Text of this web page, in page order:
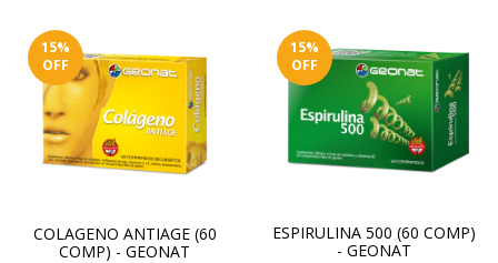
15%
OFF
COLAGENO ANTIAGE (60
COMP) - GEONAT
15%
OFF
ESPIRULINA 500 (60 COMP)
- GEONAT